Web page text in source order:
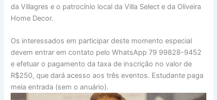
da Villagres e o patrocínio local da Villa Select e da Oliveira
Home Decor.
Os interessados em participar deste momento especial
devem entrar em contato pelo WhatsApp 79 99828-9452
e efetuar o pagamento da taxa de inscrição no valor de
R$250, que dará acesso aos três eventos. Estudante paga
meia entrada (sem o anuário).